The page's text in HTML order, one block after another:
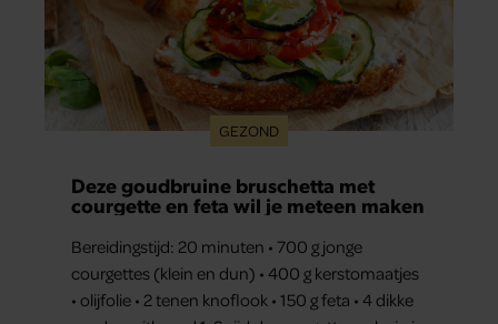
GEZOND
Deze goudbruine bruschetta met
courgette en feta wil je meteen maken
Bereidingstijd: 20 minuten • 700 g jonge
courgettes (klein en dun) • 400 g kerstomaatjes
• olijfolie • 2 tenen knoflook • 150 g feta • 4 dikke